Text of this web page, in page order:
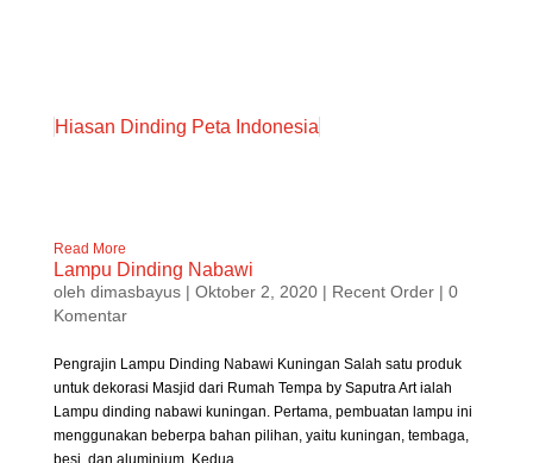
Hiasan Dinding Peta Indonesia
Read More
Lampu Dinding Nabawi
oleh dimasbayus| Oktober 2, 2020| Recent Order| 0
Komentar
Pengrajin Lampu Dinding Nabawi Kuningan Salah satu produk
untuk dekorasi Masjid dari Rumah Tempa by Saputra Art ialah
Lampu dinding nabawi kuningan. Pertama, pembuatan lampu ini
menggunakan beberpa bahan pilihan, yaitu kuningan, tembaga,
besi, dan aluminium. Kedua,...